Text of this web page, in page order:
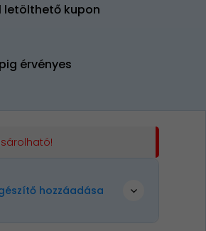
letölthető kupon
érvényes
hozzáadása